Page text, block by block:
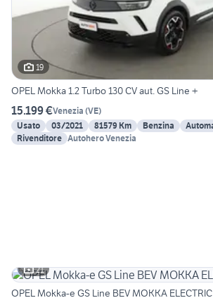
19
OPEL Mokka 1.2 Turbo 130 CV aut. GS Line +
15.199 €Venezia (VE)
Usato
03/2021 81579 Km Benzina
Rivenditore Autohero Venezia
21
OPEL Mokka-e GS Line BEV MOKKA